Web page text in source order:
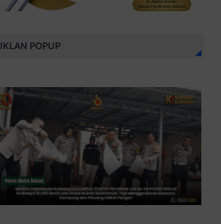
IKLAN POPUP